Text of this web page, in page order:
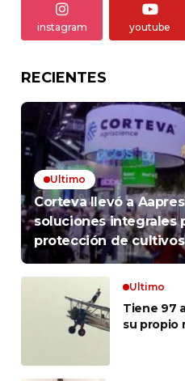
instagram youtube
RECIENTES
Ultimo
Corteva llevó a
soluciones integrales
protección de cultivos
Ultimo
Tiene 97
su propio